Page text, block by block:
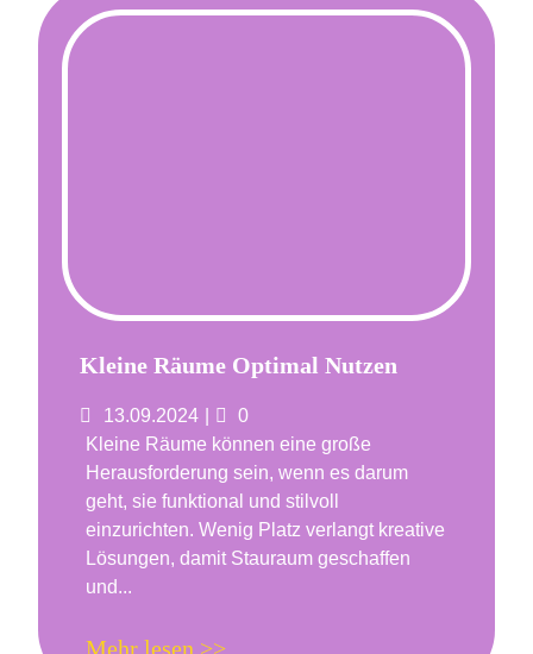
Kleine Räume Optimal Nutzen
Posted
on
13.09.2024 Comments
0
Kleine Räume können eine große
Herausforderung sein, wenn es darum
geht, sie funktional und stilvoll
einzurichten. Wenig Platz verlangt kreative
Lösungen, damit Stauraum geschaffen
und...
Mehr lesen >>